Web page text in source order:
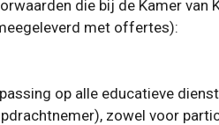
die bij de Kamer
met offertes):
op alle educatieve
zowel voor